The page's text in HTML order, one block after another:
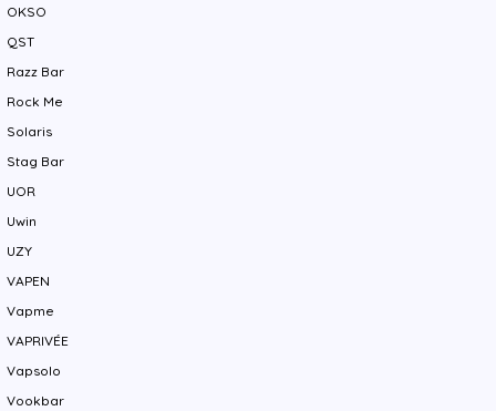
OKSO
QST
Razz Bar
Rock Me
Solaris
Stag Bar
UOR
Uwin
UZY
VAPEN
Vapme
VAPRIVÉE
Vapsolo
Vookbar